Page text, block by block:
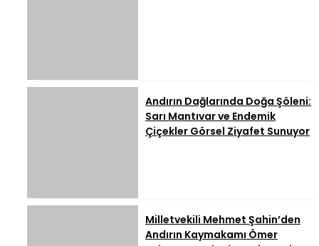
Andırın Dağlarında Doğa Şöleni:
Sarı Mantıvar ve Endemik
Çiçekler Görsel Ziyafet Sunuyor
Milletvekili Mehmet Şahin’den
Andırın Kaymakamı Ömer